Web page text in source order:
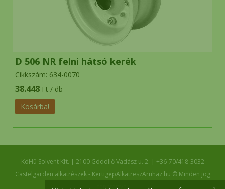
D 506 NR felni hátsó kerék
Cikkszám: 634-0070
38.448 Ft / db
KöHü Solvent Kft. | 2100 Gödöllő Vadász u. 2. | +36-70/418-3032
Castelgarden alkatrészek - KertigepAlkatreszAruhaz.hu © Minden jog
fenntartva.